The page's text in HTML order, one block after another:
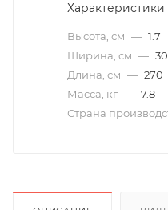
Характеристики
Высота, см — 1.7
Ширина, см — 30
Длина, см — 270
Масса, кг — 7.8
Страна